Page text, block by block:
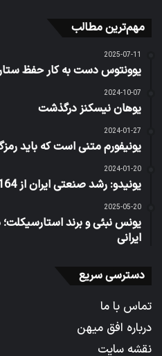
مهم‌ترین مطالب
2025-07-11
یوونتوس دست به کار حفظ
2024-10-07
یوهان نیسکنز درگذشت
2024-01-27
یونیفورم متنی است که باید
2024-01-20
یونیدو: رشد صنعتی ایران از 164 کشور جهان بیشتر شد
2025-05-20
یونس نبئی و برند
ایرانی
دسترسی سریع
تماس با ما
درباره افق میهن
نقشه سایت